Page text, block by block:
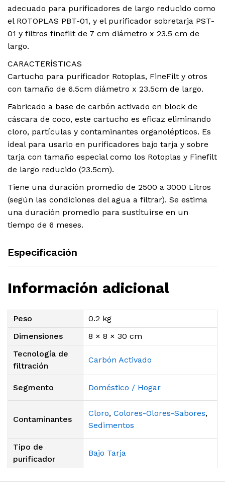
adecuado para purificadores de largo reducido como
el ROTOPLAS PBT-01, y el purificador sobretarja PST-
01 y filtros finefilt de 7 cm diámetro x 23.5 cm de
largo.
CARACTERÍSTICAS
Cartucho para purificador Rotoplas, FineFilt y otros
con tamaño de 6.5cm diámetro x 23.5cm de largo.
Fabricado a base de carbón activado en block de
cáscara de coco, este cartucho es eficaz eliminando
cloro, partículas y contaminantes organolépticos. Es
ideal para usarlo en purificadores bajo tarja y sobre
tarja con tamaño especial como los Rotoplas y Finefilt
de largo reducido (23.5cm).
Tiene una duración promedio de 2500 a 3000 Litros
(según las condiciones del agua a filtrar). Se estima
una duración promedio para sustituirse en un
tiempo de 6 meses.
Especificación
Información adicional
Peso
0.2 kg
Dimensiones
8 × 8 × 30 cm
Tecnología de
filtración
Carbón Activado
Segmento Doméstico / Hogar
Contaminantes
Cloro, Colores-Olores-Sabores,
Sedimentos
Tipo de
purificador
Bajo Tarja